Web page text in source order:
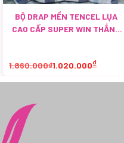
BỘ DRAP MỀN TENCEL LỤA
CAO CẤP SUPER WIN THẮNG
1.860.000₫1.020.000₫